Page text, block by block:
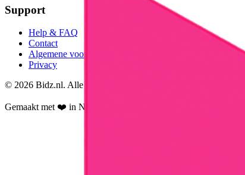
Support
Help & FAQ
Contact
Algemene voorwaarden
Privacy
© 2026 Bidz.nl. Alle rechten voorbehouden.
Gemaakt met ❤️ in Nederland